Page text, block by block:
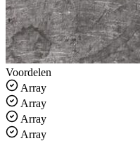
Voordelen
Array
Array
Array
Array